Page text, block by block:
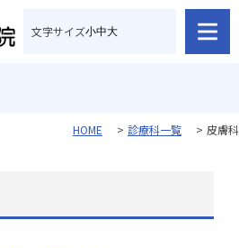
文字サイズ小中大
HOME 診療科一覧 皮膚科